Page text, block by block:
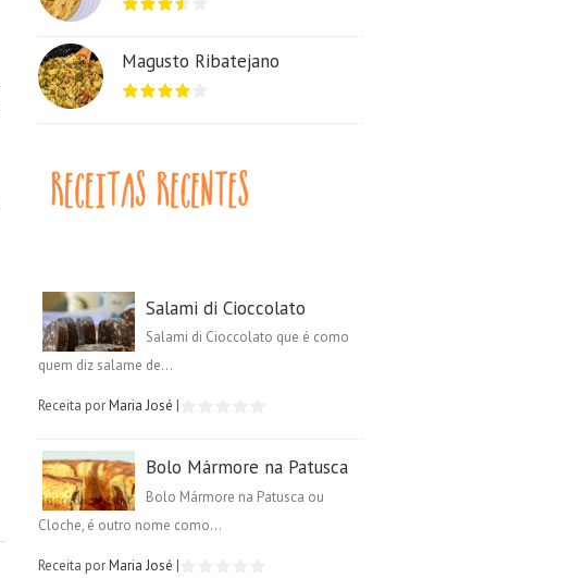
Magusto Ribatejano
Salami di Cioccolato
Salami di Cioccolato que é como
quem diz salame de...
Receita porMaria José |
Bolo Mármore na Patusca
Bolo Mármore na Patusca ou
Cloche, é outro nome como...
Receita porMaria José |